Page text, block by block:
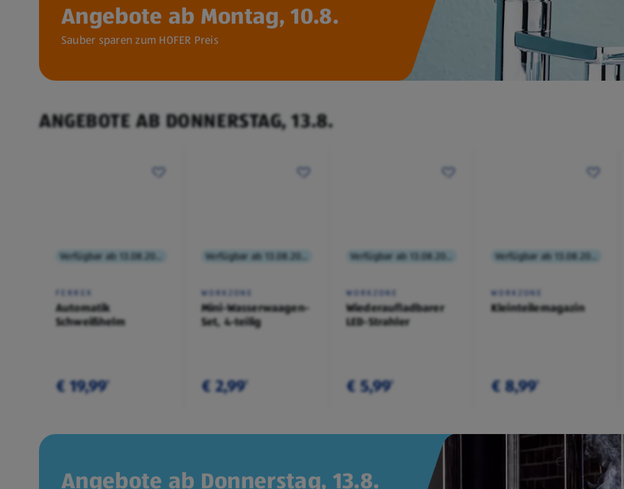
Angebote ab Montag, 10.8.
Sauber sparen zum HOFER Preis
ANGEBOTE AB DONNERSTAG, 13.8.
FERREX
Automatik
Schweißhelm
€ 19,99¹
WORKZONE
Mini-Wasserwaagen-
Set, 4-teilig
€ 2,99¹
WORKZONE
Wiederaufladbarer
LED-Strahler
€ 5,99¹
WORKZONE
Kleinteilemagazin
€ 8,99¹
Angebote ab Donnerstag, 13.8.